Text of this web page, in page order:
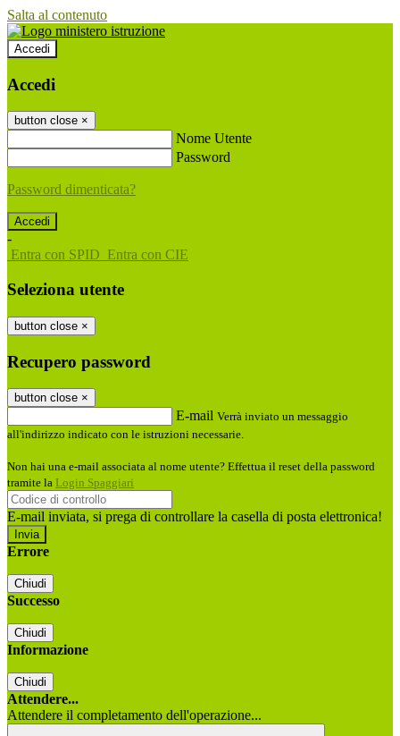
Salta al contenuto
Accedi
Accedi
button close ×
Nome Utente
Password
Password dimenticata?
-
Entra con SPID Entra con CIE
Seleziona utente
button close ×
Recupero password
button close ×
E-mail Verrà inviato un messaggio
all'indirizzo indicato con le istruzioni necessarie.
Non hai una e-mail associata al nome utente? Effettua il reset della password
tramite la Login Spaggiari
E-mail inviata, si prega di controllare la casella di posta elettronica!
Errore
Chiudi
Successo
Chiudi
Informazione
Chiudi
Attendere...
Attendere il completamento dell'operazione...